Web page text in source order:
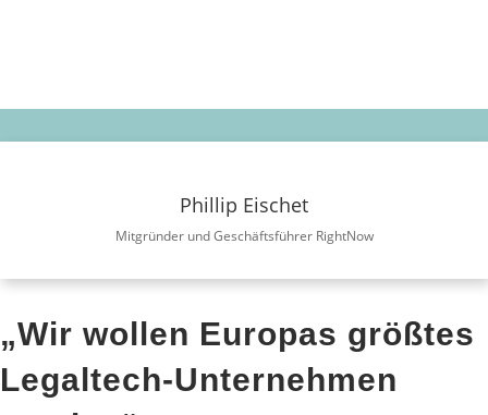
Phillip Eischet
Mitgründer und Geschäftsführer RightNow
„Wir wollen Europas größtes
Legaltech-Unternehmen